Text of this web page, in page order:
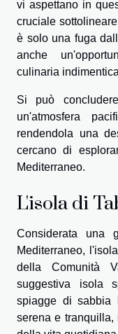
vi aspettano in
cruciale
è solo una fuga
anche
culinaria
Si può
un'atmosfera
rendendola una
cercano di
Mediterraneo.
L'isola di
Considerata una
Mediterraneo,
della Comunità
suggestiva isola
spiagge di sabbia
serena e